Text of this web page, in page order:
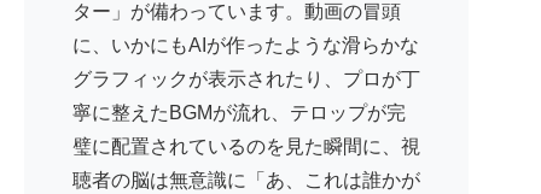
ター」が備わっています。動画の冒頭
に、いかにもAIが作ったような滑らかな
グラフィックが表示されたり、プロが丁
寧に整えたBGMが流れ、テロップが完
璧に配置されているのを見た瞬間に、視
聴者の脳は無意識に「あ、これは誰かが